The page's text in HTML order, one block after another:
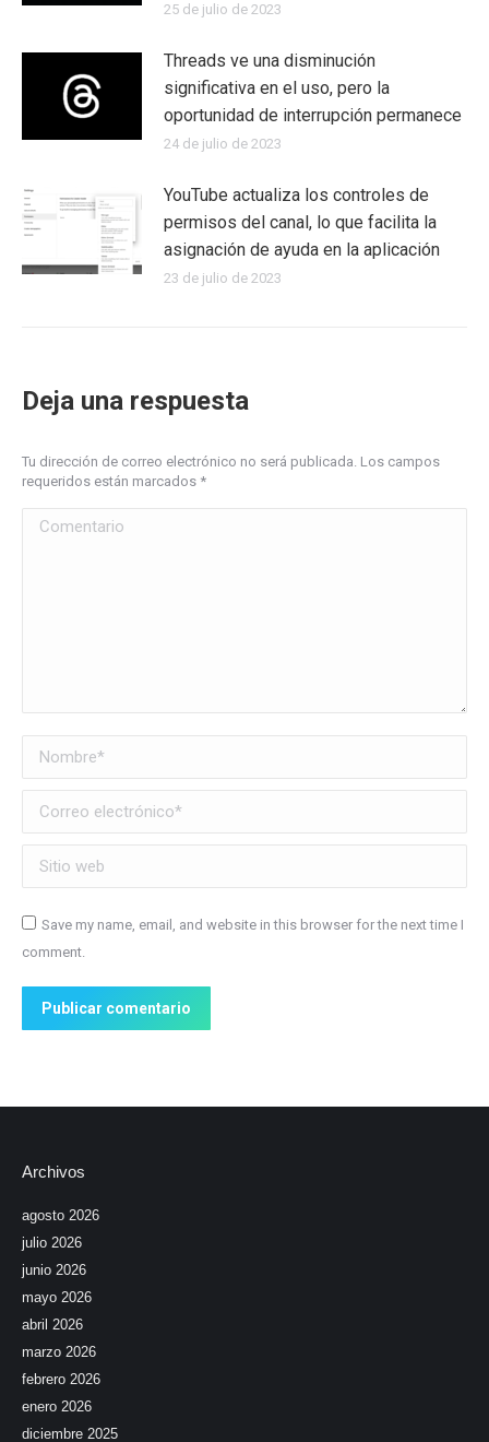
25 de julio de 2023
Threads ve una disminución
significativa en el uso, pero la
oportunidad de interrupción permanece
24 de julio de 2023
YouTube actualiza los controles de
permisos del canal, lo que facilita la
asignación de ayuda en la aplicación
23 de julio de 2023
Deja una respuesta
Tu dirección de correo electrónico no será publicada. Los campos
requeridos están marcados *
Comentario
Nombre *
Correo electrónico *
Sitio web
Save my name, email, and website in this browser for the next time I
comment.
Publicar comentario
Archivos
agosto 2026
julio 2026
junio 2026
mayo 2026
abril 2026
marzo 2026
febrero 2026
enero 2026
diciembre 2025